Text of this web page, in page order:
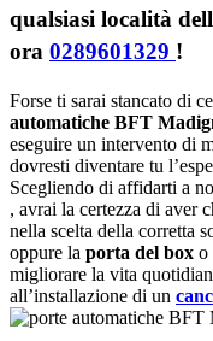
qualsiasi località
ora 0289601329 !
Forse ti sarai stancato di
automatiche BFT
eseguire un intervento di
dovresti diventare tu
Scegliendo di affidarti a
, avrai la certezza di aver
nella scelta della corretta
oppure la porta del box o
migliorare la vita
all’installazione di un